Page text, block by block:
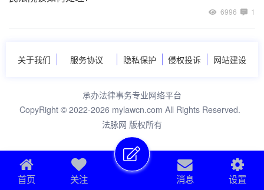
6996 1
关于我们 服务协议 隐私保护 侵权投诉 网站建设
承办法律事务专业网络平台
CopyRight © 2022-2026 mylawcn.com All Rights Reserved.
法脉网 版权所有
首页 关注 消息 设置